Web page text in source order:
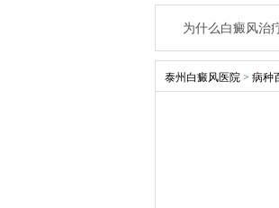
为什么白癜风治
泰州白癜风医院 > 病种